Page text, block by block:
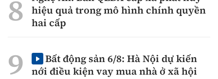
hiệu quả trong mô hình chính quyền
hai cấp
Bất động sản 6/8: Hà Nội dự kiến
nới điều kiện vay mua nhà ở xã hội